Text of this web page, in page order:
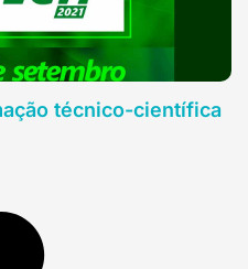
técnico-científica